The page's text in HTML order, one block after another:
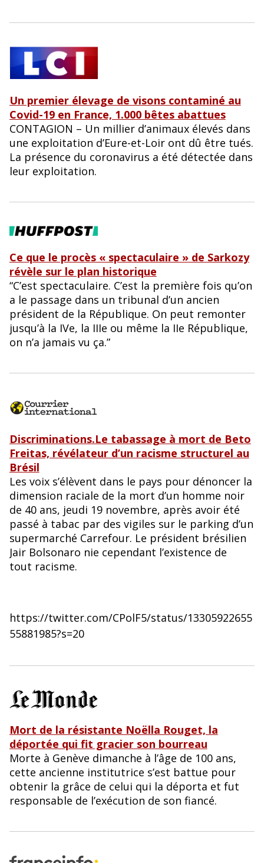
Un premier élevage de visons contaminé au
Covid-19 en France, 1.000 bêtes abattues
CONTAGION – Un millier d’animaux élevés dans
une exploitation d’Eure-et-Loir ont dû être tués.
La présence du coronavirus a été détectée dans
leur exploitation.
Ce que le procès « spectaculaire » de Sarkozy
révèle sur le plan historique
“C’est spectaculaire. C’est la première fois qu’on
a le passage dans un tribunal d’un ancien
président de la République. On peut remonter
jusqu’à la IVe, la IIIe ou même la IIe République,
on n’a jamais vu ça.”
Discriminations.Le tabassage à mort de Beto
Freitas, révélateur d’un racisme structurel au
Brésil
Les voix s’élèvent dans le pays pour dénoncer la
dimension raciale de la mort d’un homme noir
de 40 ans, jeudi 19 novembre, après avoir été
passé à tabac par des vigiles sur le parking d’un
supermarché Carrefour. Le président brésilien
Jair Bolsonaro nie cependant l’existence de
tout racisme.
https://twitter.com/CPolF5/status/13305922655
55881985?s=20
Mort de la résistante Noëlla Rouget, la
déportée qui fit gracier son bourreau
Morte à Genève dimanche à l’âge de 100 ans,
cette ancienne institutrice s’est battue pour
obtenir la grâce de celui qui la déporta et fut
responsable de l’exécution de son fiancé.